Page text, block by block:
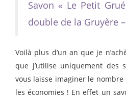
Savon « Le Petit
double de la Gruyère –
Voilà plus d’un an que je
que j’utilise uniquement des
vous laisse imaginer le
les économies ! En effet un